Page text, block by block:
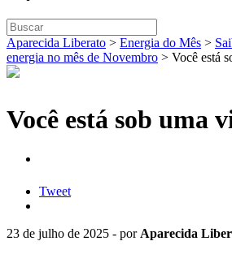
Aparecida Liberato > Energia do Mês >
energia no mês de Novembro > Você está
Você está sob uma
Tweet
23 de julho de 2025 - por Aparecida